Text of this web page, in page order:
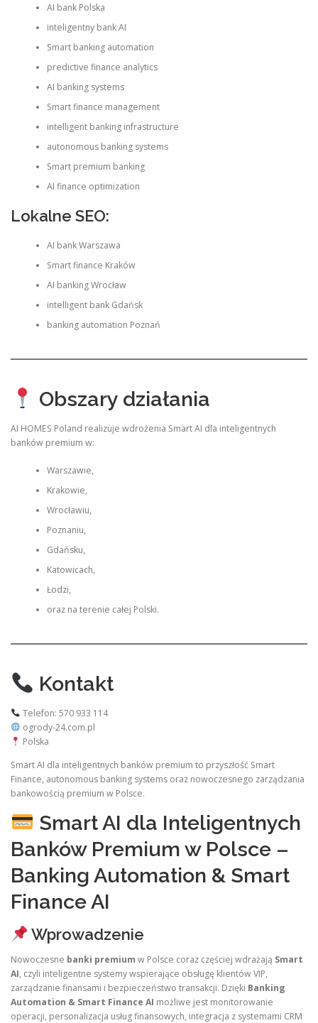
AI bank Polska
inteligentny bank AI
Smart banking automation
predictive finance analytics
AI banking systems
Smart finance management
intelligent banking infrastructure
autonomous banking systems
Smart premium banking
AI finance optimization
Lokalne SEO:
AI bank Warszawa
Smart finance Kraków
AI banking Wrocław
intelligent bank Gdańsk
banking automation Poznań
Obszary działania
AI HOMES Poland realizuje wdrożenia Smart AI dla inteligentnych
banków premium w:
Warszawie,
Krakowie,
Wrocławiu,
Poznaniu,
Gdańsku,
Katowicach,
Łodzi,
oraz na terenie całej Polski.
Kontakt
Telefon: 570 933 114
ogrody-24.com.pl
Polska
Smart AI dla inteligentnych banków premium to przyszłość Smart
Finance, autonomous banking systems oraz nowoczesnego zarządzania
bankowością premium w Polsce.
Smart AI dla Inteligentnych
Banków Premium w Polsce –
Banking Automation & Smart
Finance AI
Wprowadzenie
Nowoczesne banki premium w Polsce coraz częściej wdrażają Smart
AI, czyli inteligentne systemy wspierające obsługę klientów VIP,
zarządzanie finansami i bezpieczeństwo transakcji. Dzięki Banking
Automation & Smart Finance AI możliwe jest monitorowanie
operacji, personalizacja usług finansowych, integracja z systemami CRM